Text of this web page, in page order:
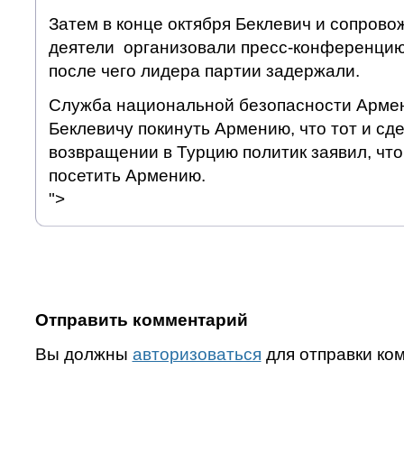
Затем в конце октября Беклевич и
деятели организовали пресс-
после чего лидера партии задержали.
Служба национальной безопасности
Беклевичу покинуть Армению, что тот и
возвращении в Турцию политик заявил,
посетить Армению.
">
Отправить комментарий
Вы должны авторизоваться для отправки